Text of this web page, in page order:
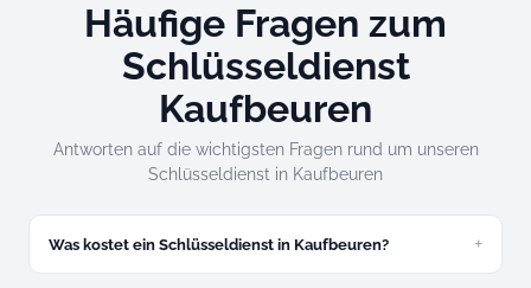
Häufige Fragen zum
Schlüsseldienst
Kaufbeuren
Antworten auf die wichtigsten Fragen rund um unseren
Schlüsseldienst in Kaufbeuren
Was kostet ein Schlüsseldienst in Kaufbeuren?